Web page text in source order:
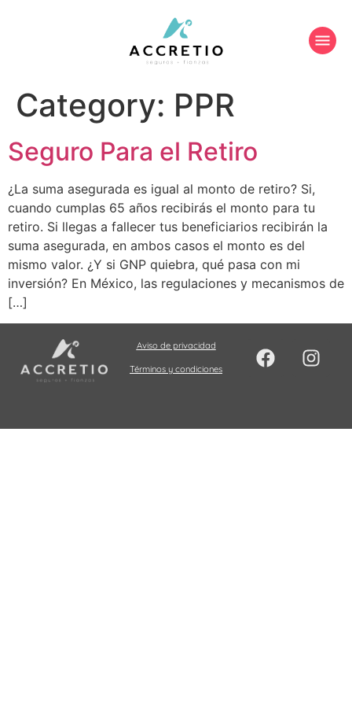
Category: PPR
Seguro Para el Retiro
¿La suma asegurada es igual al monto de retiro? Si,
cuando cumplas 65 años recibirás el monto para tu
retiro. Si llegas a fallecer tus beneficiarios recibirán la
suma asegurada, en ambos casos el monto es del
mismo valor. ¿Y si GNP quiebra, qué pasa con mi
inversión? En México, las regulaciones y mecanismos de
[…]
Aviso de privacidad
Términos y condiciones